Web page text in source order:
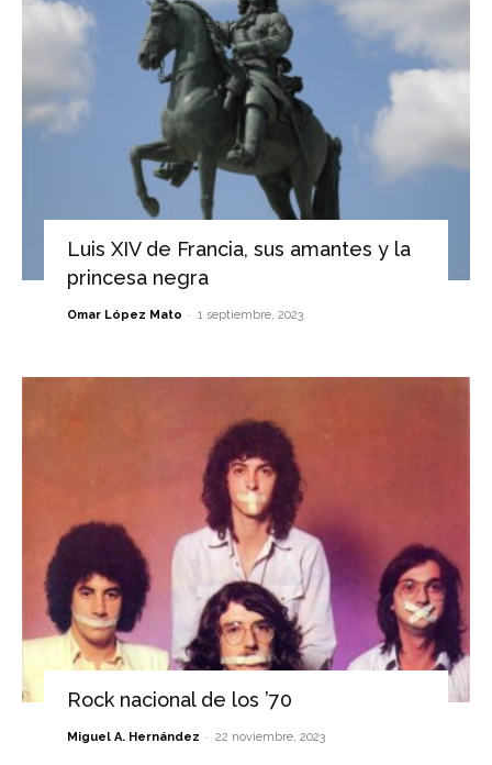
Luis XIV de Francia, sus amantes y la
princesa negra
Omar López Mato - 1 septiembre, 2023
Rock nacional de los ’70
Miguel A. Hernández - 22 noviembre, 2023